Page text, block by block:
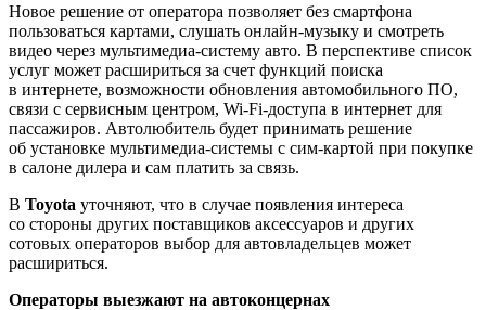
Новое решение от оператора позволяет без смартфона
пользоваться картами, слушать онлайн-музыку и смотреть
видео через мультимедиа-систему авто. В перспективе список
услуг может расшириться за счет функций поиска
в интернете, возможности обновления автомобильного ПО,
связи с сервисным центром, Wi-Fi-доступа в интернет для
пассажиров. Автолюбитель будет принимать решение
об установке мультимедиа-системы с сим-картой при покупке
в салоне дилера и сам платить за связь.
В Toyota уточняют, что в случае появления интереса
со стороны других поставщиков аксессуаров и других
сотовых операторов выбор для автовладельцев может
расшириться.
Операторы выезжают на автоконцернах